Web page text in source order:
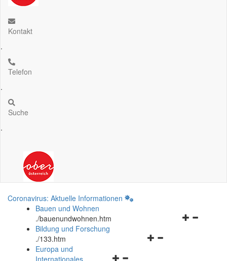
Kontakt
.
Telefon
.
Suche
.
Coronavirus: Aktuelle Informationen
Bauen und Wohnen
./bauenundwohnen.htm
Navigationsmenü
Bildung und Forschung
./133.htm
Navigationsmenü
Europa und
Internationales